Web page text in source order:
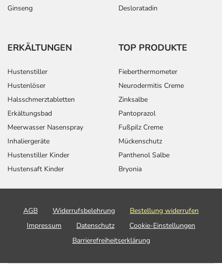
Ginseng
Desloratadin
ERKÄLTUNGEN
Hustenstiller
Hustenlöser
Halsschmerztabletten
Erkältungsbad
Meerwasser Nasenspray
Inhaliergeräte
Hustenstiller Kinder
Hustensaft Kinder
TOP PRODUKTE
Fieberthermometer
Neurodermitis Creme
Zinksalbe
Pantoprazol
Fußpilz Creme
Mückenschutz
Panthenol Salbe
Bryonia
AGB Widerrufsbelehrung
Bestellung widerrufen
Impressum
Datenschutz
Cookie-Einstellungen
Barrierefreiheitserklärung